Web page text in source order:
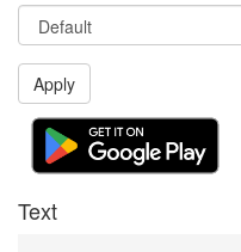
Apply
Text